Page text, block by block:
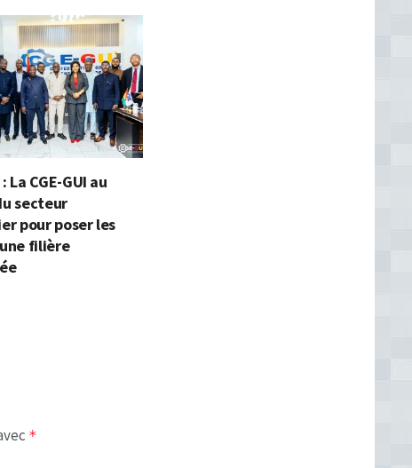
La CGE-GUI au
secteur
pour poser les
filière
*